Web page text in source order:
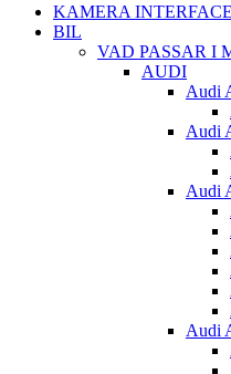
KAMERA
BIL
VAD PASSAR I
AUDI
Audi
Audi
Audi
Audi